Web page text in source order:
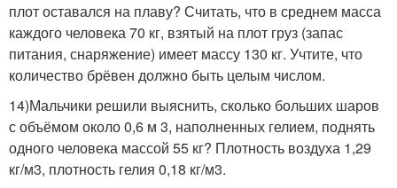
плот оставался на плаву? Считать, что в среднем масса
каждого человека 70 кг, взятый на плот груз (запас
питания, снаряжение) имеет массу 130 кг. Учтите, что
количество брёвен должно быть целым числом.
14)Мальчики решили выяснить, сколько больших шаров
с объёмом около 0,6 м 3, наполненных гелием, поднять
одного человека массой 55 кг? Плотность воздуха 1,29
кг/м3, плотность гелия 0,18 кг/м3.